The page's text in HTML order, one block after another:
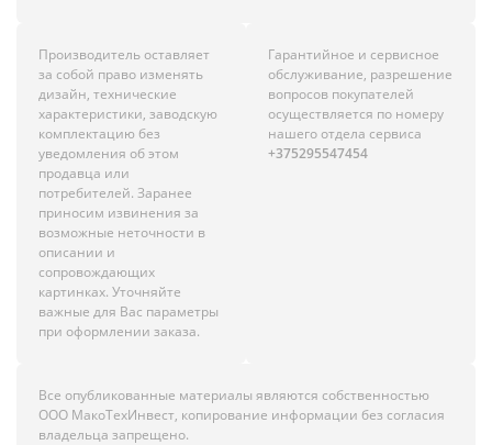
Производитель оставляет
за собой право изменять
дизайн, технические
характеристики, заводскую
комплектацию без
уведомления об этом
продавца или
потребителей. Заранее
приносим извинения за
возможные неточности в
описании и
сопровождающих
картинках. Уточняйте
важные для Вас параметры
при оформлении заказа.
Гарантийное и сервисное
обслуживание, разрешение
вопросов покупателей
осуществляется по номеру
нашего отдела сервиса
+375295547454
Все опубликованные материалы являются собственностью
ООО МакоТехИнвест, копирование информации без согласия
владельца запрещено.